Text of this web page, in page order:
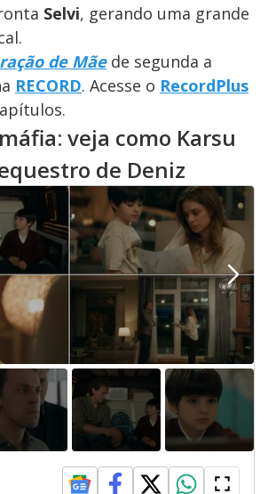
Selvi, gerando uma grande
de Mãede segunda a
RECORD. Acesse o RecordPlus
veja como Karsu
de Deniz